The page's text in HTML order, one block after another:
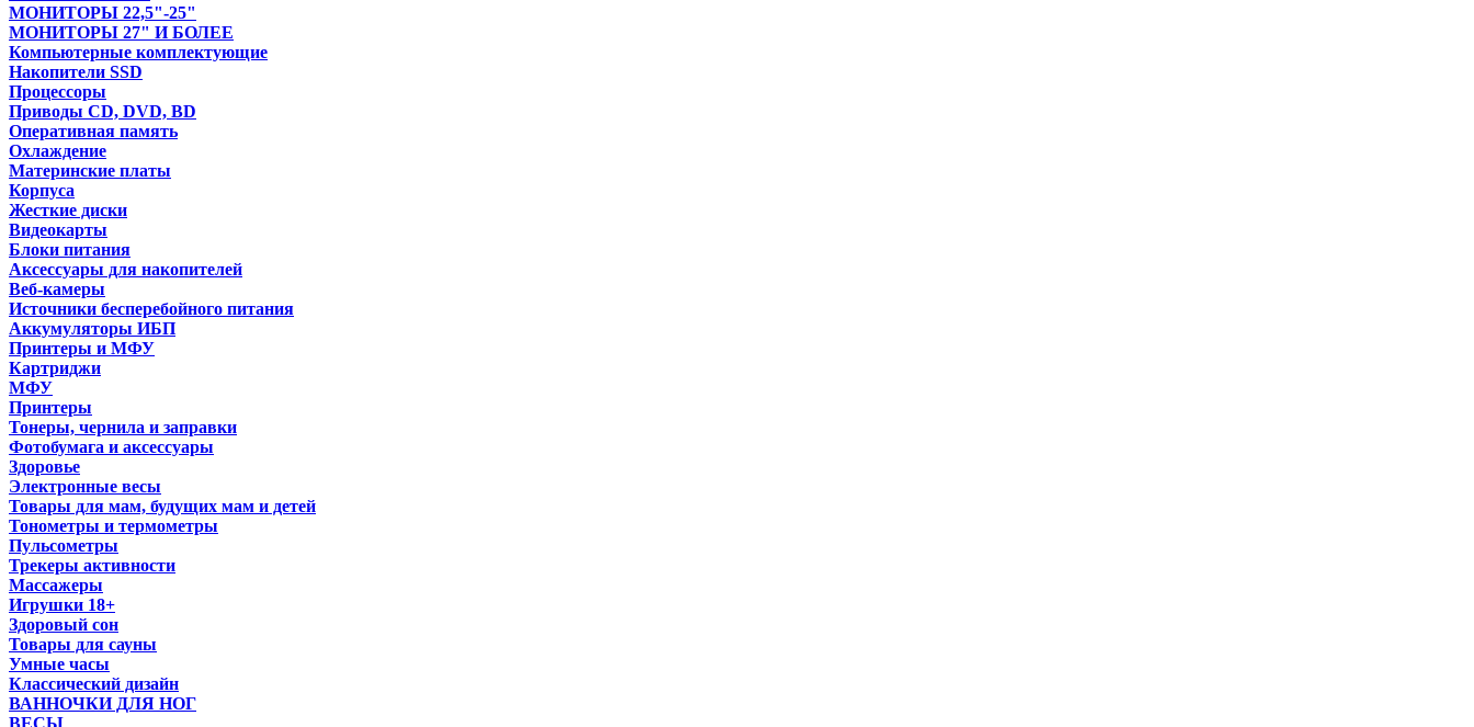
МОНИТОРЫ 22,5"-25"
МОНИТОРЫ 27" И БОЛЕЕ
Компьютерные комплектующие
Накопители SSD
Процессоры
Приводы CD, DVD, BD
Оперативная память
Охлаждение
Материнские платы
Корпуса
Жесткие диски
Видеокарты
Блоки питания
Аксессуары для накопителей
Веб-камеры
Источники бесперебойного питания
Аккумуляторы ИБП
Принтеры и МФУ
Картриджи
МФУ
Принтеры
Тонеры, чернила и заправки
Фотобумага и аксессуары
Здоровье
Электронные весы
Товары для мам, будущих мам и детей
Тонометры и термометры
Пульсометры
Трекеры активности
Массажеры
Игрушки 18+
Здоровый сон
Товары для сауны
Умные часы
Классический дизайн
ВАННОЧКИ ДЛЯ НОГ
ВЕСЫ